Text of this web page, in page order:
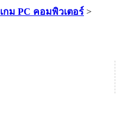
เกม PC คอมพิวเตอร์ >